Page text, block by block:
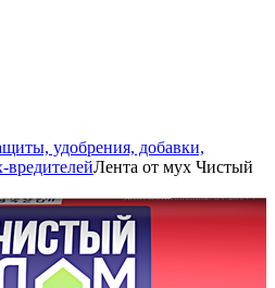
удобрения, добавки,
вредителейЛента от мух Чистый